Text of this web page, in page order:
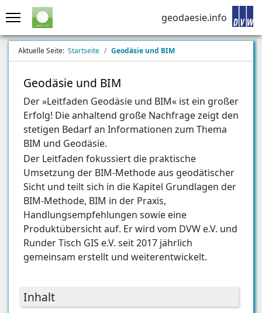
geodaesie.info
Aktuelle Seite: Startseite Geodäsie und BIM
Geodäsie und BIM
Der »Leitfaden Geodäsie und BIM« ist ein großer
Erfolg! Die anhaltend große Nachfrage zeigt den
stetigen Bedarf an Informationen zum Thema
BIM und Geodäsie.
Der Leitfaden fokussiert die praktische
Umsetzung der BIM-Me­thode aus geodätischer
Sicht und teilt sich in die Kapitel Grundlagen der
BIM-Methode, BIM in der Praxis,
Handlungsempfehlungen sowie eine
Produktübersicht auf. Er wird vom DVW e.V. und
Runder Tisch GIS e.V. seit 2017 jährlich
gemeinsam erstellt und weiterentwickelt.
Inhalt